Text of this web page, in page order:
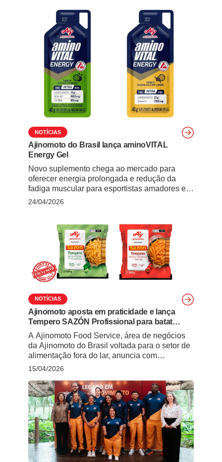
NOTÍCIAS
Ajinomoto do Brasil lança aminoVITAL
Energy Gel
Novo suplemento chega ao mercado para
oferecer energia prolongada e redução da
fadiga muscular para esportistas amadores e
atletas de alto rendimento A Ajinomoto do
lançamento do aminoVITAL Energy Gel.
Desenvolvido como um suplemento intratreino,
o produto chega para atender … Continued
24/04/2026
NOTÍCIAS
Ajinomoto aposta em praticidade e lança
Tempero SAZÓN Profissional para batata
frita
A Ajinomoto Food Service, área de negócios
da Ajinomoto do Brasil voltada para o setor de
alimentação fora do lar, anuncia com
exclusividade ao Giro News Food Service a
lançamento do Tempero SAZÓN Profissional
em duas versões: Páprica Defumada e Tomate
& Lemon Pepper com Ervas Finas. O …
Continued
15/04/2026